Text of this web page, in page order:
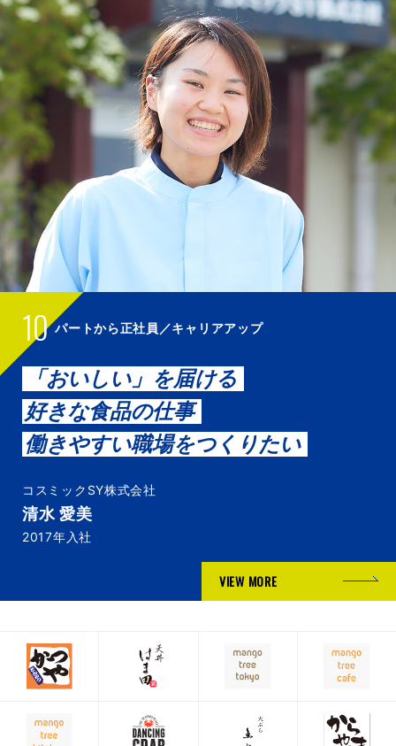
10 パートから正社員／キャリアアップ
「おいしい」を届ける
好きな食品の仕事
働きやすい職場をつくりたい
コスミックSY株式会社
清水 愛美
2017年入社
VIEW MORE